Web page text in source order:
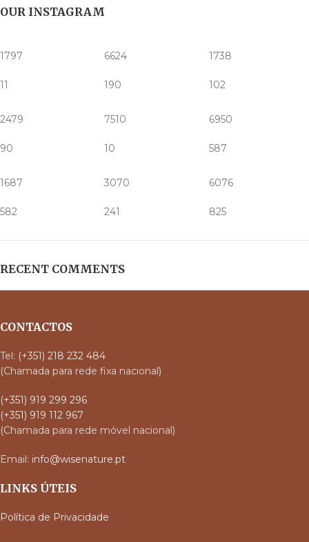
OUR INSTAGRAM
1797
11
6624
190
1738
102
2479
90
7510
10
6950
587
1687
582
3070
241
6076
825
RECENT COMMENTS
CONTACTOS
Tel: (+351) 218 232 484
(Chamada para rede fixa nacional)
(+351) 919 299 296
(+351) 919 112 967
(Chamada para rede móvel nacional)
Email: info@wisenature.pt
LINKS ÚTEIS
Política de Privacidade